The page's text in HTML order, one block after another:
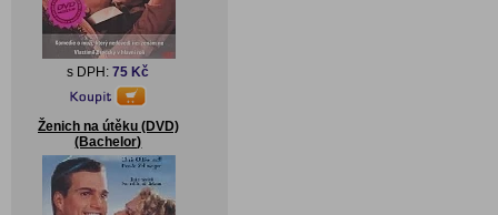
s DPH:75 Kč
Ženich na útěku (DVD)
(Bachelor)